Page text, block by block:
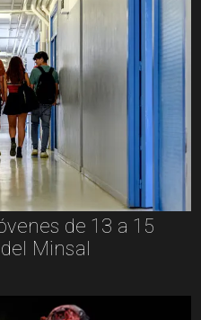
de 13 a 15
Minsal